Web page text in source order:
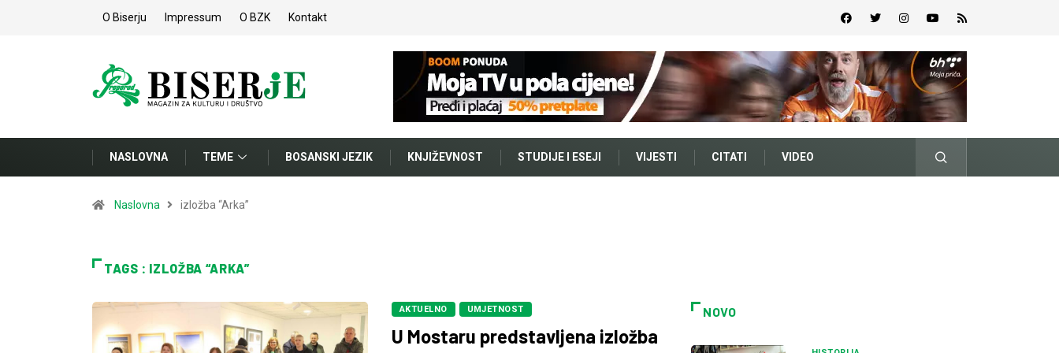
O Biserju Impressum O BZK Kontakt
NASLOVNA TEME BOSANSKI JEZIK KNJIŽEVNOST STUDIJE I ESEJI VIJESTI CITATI VIDEO
Naslovna izložba “Arka”
TAGS : IZLOŽBA “ARKA”
AKTUELNO UMJETNOST
U Mostaru predstavljena izložba
NOVO